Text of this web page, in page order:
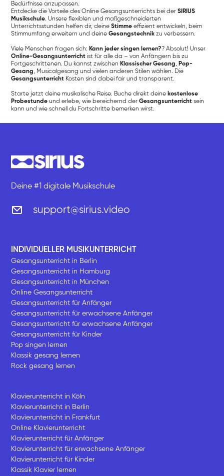
Bedürfnisse anzupassen.
Entdecke die Vorteile des Online Gesangsunterrichts bei derSIRIUS
Musikschule. Unsere flexiblen und maßgeschneiderten
Unterrichtsstunden helfen dir, deineStimme effizient entwickeln, beim
Stimmumfang erweitern und deineGesangstechnik zu verbessern.
Viele Menschen fragen sich: Kann jeder singen lernen?? Absolut! Unser
Online-Gesangsunterricht ist für alle da – von Anfängern bis zu
Fortgeschrittenen. Du kannst zwischen Klassischer Gesang, Pop-
Gesang, Musicalgesang und vielen anderen Stilen wählen. Die
Gesangsunterricht Kosten sind dabei fair und transparent.
Starte jetzt deine musikalische Reise. Buche direkt deine kostenlose
Probestunde und erlebe, wie bereichernd derGesangsunterricht sein
kann und wie schnell du Fortschritte bemerken wirst.
Deine #1 digitale Musikschule
support@sirius.video
INDIVIDUELLER MUSIKUNTERRICHT
Gesangsunterricht in Berlin
Gesangsunterricht in Hamburg
Gesangsunterricht in München
Online Gesangsunterricht
Gesangsunterricht für Anfänger
Gesangsunterricht für erwachsene Anfänger
Gesangsunterricht für erwachsene Anfänger
Gesangsunterricht für Kinder
Pop singen lernen
Klassik gesang lernen
Rock gesang lernen
Klavierunterricht in Köln
Klavierunterricht in Berlin
Klavierunterricht in Frankfurt
Online Klavierunterricht
Klavierunterricht für Anfänger
Klavierunterricht für erwachsene Anfänger
Klavierunterricht für Kinder
Klassik Klavier lernen